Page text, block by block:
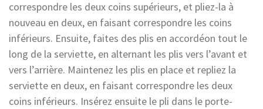
correspondre les deux coins supérieurs, et pliez-la à
nouveau en deux, en faisant correspondre les coins
inférieurs. Ensuite, faites des plis en accordéon tout le
long de la serviette, en alternant les plis vers l’avant et
vers l’arrière. Maintenez les plis en place et repliez la
serviette en deux, en faisant correspondre les deux
coins inférieurs. Insérez ensuite le pli dans le porte-